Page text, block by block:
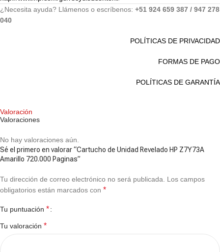
¿Necesita ayuda? Llámenos o escríbenos: +51 924 659 387 / 947 278
040
POLÍTICAS DE PRIVACIDAD
FORMAS DE PAGO
POLÍTICAS DE GARANTÍA
Valoración
Valoraciones
No hay valoraciones aún.
Sé el primero en valorar “Cartucho de Unidad Revelado HP Z7Y73A
Amarillo 720.000 Paginas”
Tu dirección de correo electrónico no será publicada.
Los campos
obligatorios están marcados con *
Tu puntuación *
Tu valoración *